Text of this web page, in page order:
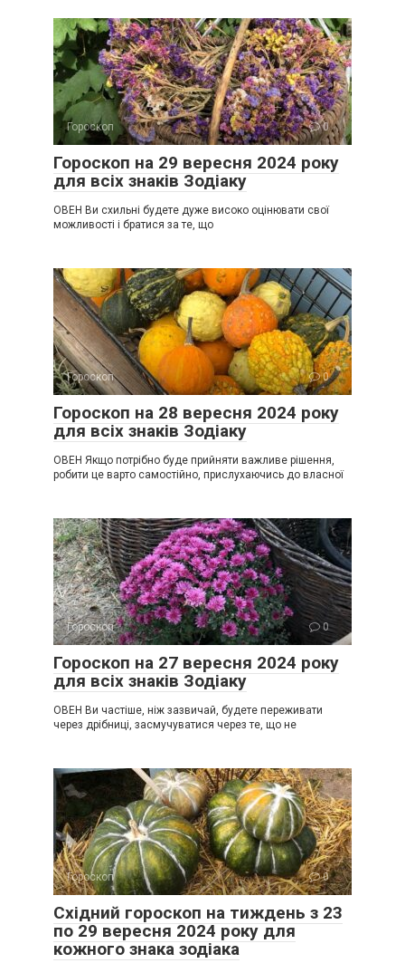
Гороскоп 0
Гороскоп на 29 вересня 2024 року
для всіх знаків Зодіаку
ОВЕН Ви схильні будете дуже високо оцінювати свої
можливості і братися за те, що
Гороскоп 0
Гороскоп на 28 вересня 2024 року
для всіх знаків Зодіаку
ОВЕН Якщо потрібно буде прийняти важливе рішення,
робити це варто самостійно, прислухаючись до власної
Гороскоп 0
Гороскоп на 27 вересня 2024 року
для всіх знаків Зодіаку
ОВЕН Ви частіше, ніж зазвичай, будете переживати
через дрібниці, засмучуватися через те, що не
Гороскоп 0
Східний гороскоп на тиждень з 23
по 29 вересня 2024 року для
кожного знака зодіака